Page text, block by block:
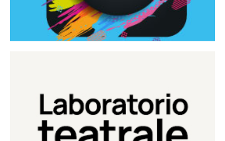
Laboratorio di teatro del Teatro Eduardo de Filippo
Continua